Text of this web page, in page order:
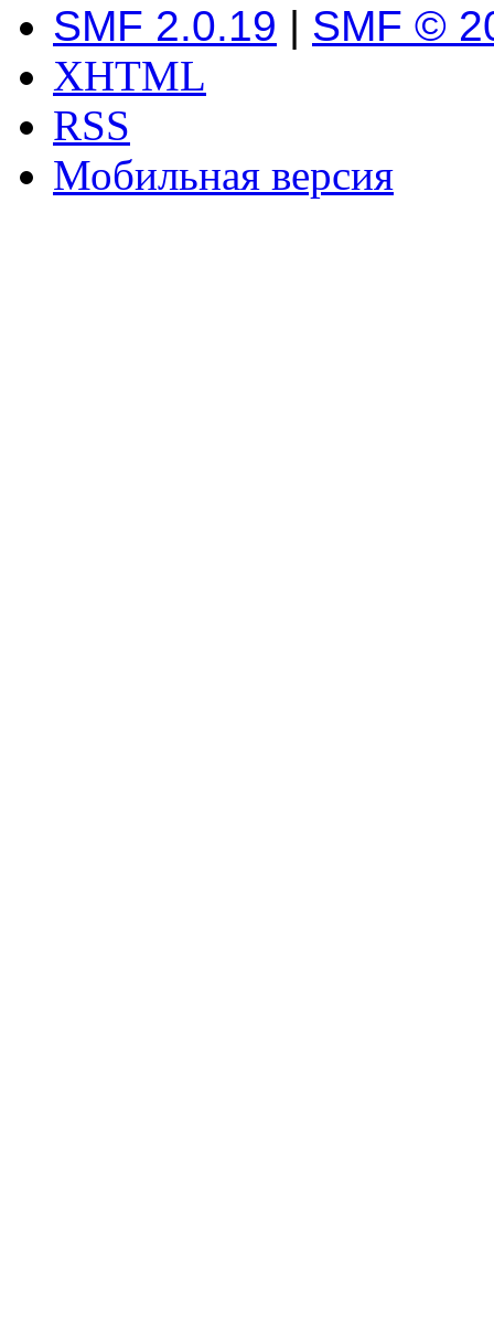
SMF 2.0.19 | SMF ©
XHTML
RSS
Мобильная версия